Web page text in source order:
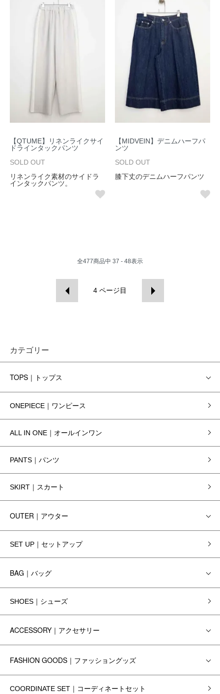
【QTUME】リネンライクサイ
ドラインタックパンツ
SOLD OUT
リネンライク素材のサイドラ
インタックパンツ。
【MIDVEIN】デニムハーフパ
ンツ
SOLD OUT
膝下丈のデニムハーフパンツ
全477商品中 37 - 48表示
4 ページ目
カテゴリー
TOPS｜トップス
ONEPIECE｜ワンピース
ALL IN ONE｜オールインワン
PANTS｜パンツ
SKIRT｜スカート
OUTER｜アウター
SET UP｜セットアップ
BAG｜バッグ
SHOES｜シューズ
ACCESSORY｜アクセサリー
FASHION GOODS｜ファッショングッズ
COORDINATE SET｜コーディネートセット